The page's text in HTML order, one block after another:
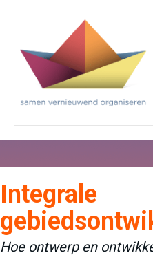
Integrale
Hoe ontwerp en